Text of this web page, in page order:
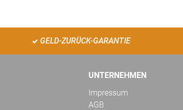
GELD-ZURÜCK-GARANTIE
UNTERNEHMEN
Impressum
AGB